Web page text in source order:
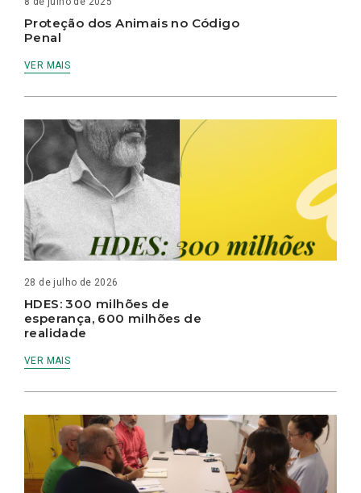
Proteção dos Animais no Código
Penal
VER MAIS
28 de julho de 2026
HDES: 300 milhões de
esperança, 600 milhões de
realidade
VER MAIS